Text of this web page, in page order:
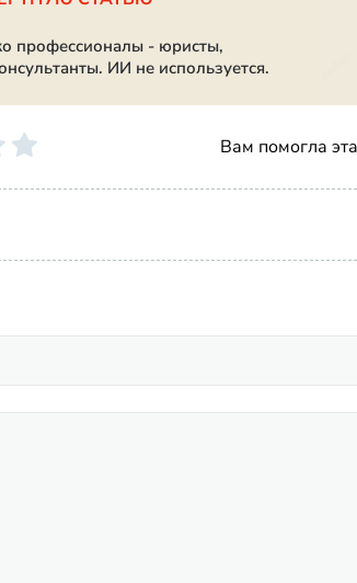
профессионалы - юристы,
ИИ не используется.
Вам помогла